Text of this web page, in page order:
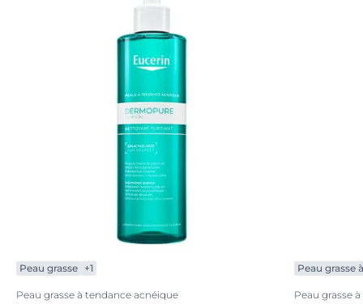
Peau grasse +1
Peau grasse à tendance acnéique
Peau grasse
Peau grasse